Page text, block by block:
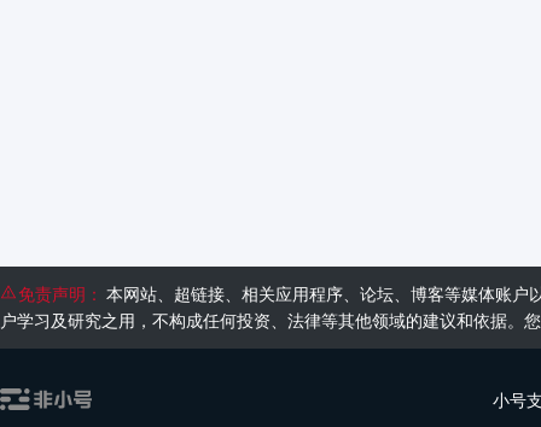
免责声明： 本网站、超链接、相关应用程序、论坛、博客等媒体账
户学习及研究之用，不构成任何投资、法律等其他领域的建议和依据
小号